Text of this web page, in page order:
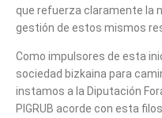
que refuerza claramente la
gestión de estos mismos
Como impulsores de esta
sociedad bizkaina para
instamos a la Diputación
PIGRUB acorde con esta